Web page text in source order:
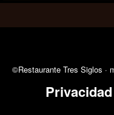
©Restaurante Tres Siglos ·
Privacidad